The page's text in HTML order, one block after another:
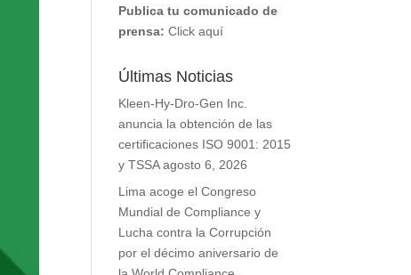
Publica tu comunicado de
prensa: Click aquí
Últimas Noticias
Kleen-Hy-Dro-Gen Inc.
anuncia la obtención de las
certificaciones ISO 9001: 2015
y TSSA agosto 6, 2026
Lima acoge el Congreso
Mundial de Compliance y
Lucha contra la Corrupción
por el décimo aniversario de